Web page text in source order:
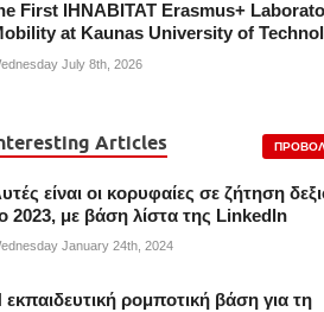
First IHNABITAT Erasmus+
at Kaunas University of
July 8th, 2026
Articles
είναι οι κορυφαίες σε ζήτηση
2023, με βάση λίστα της Linkedln
January 24th, 2024
εκπαιδευτική ρομποτική βάση για τη